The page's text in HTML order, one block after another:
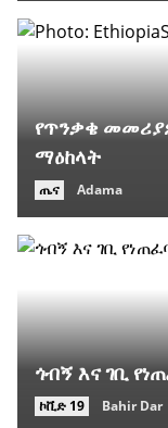
የጥንቃቄ
ማዕከላት
ጤና Adama
ጎብኝ እና ገቢ
ኮቪድ 19 Bahir Dar